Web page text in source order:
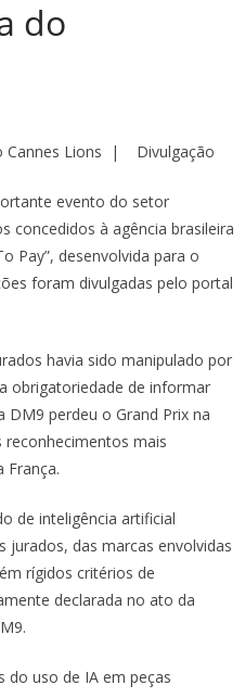
do
Cannes Lions | Divulgação
evento do setor
concedidos à agência brasileira
Pay”, desenvolvida para o
foram divulgadas pelo portal
havia sido manipulado por
obrigatoriedade de informar
DM9 perdeu o Grand Prix na
mais
França.
de inteligência artificial
das marcas envolvidas
rígidos critérios de
declarada no ato da
do uso de IA em peças